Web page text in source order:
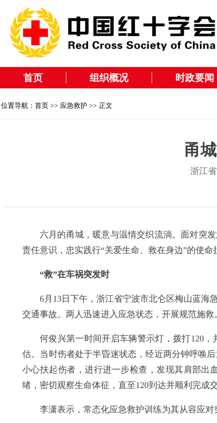
首页 组织概况 时政要闻
位置导航： 首页 >> 应急救护 >> 正文
甬
浙江
六月的甬城，暖意与温情交织流淌。面对突
责任意识，忠实践行“关爱生命、救在身边”的使
“救”在车祸突发时
6月13日下午，浙江省宁波市北仑区梅山蓝海
交通事故。两人迅速进入应急状态，开展规范施救
何俊兴第一时间开启车辆警示灯，拨打120
估。当时伤者处于半昏迷状态，经近两分钟呼唤
小心扶起伤者，进行进一步检查，发现其肩部出
绪，密切观察生命体征，直至120到达并顺利完成
李潇表示，常态化应急救护训练为其从容应